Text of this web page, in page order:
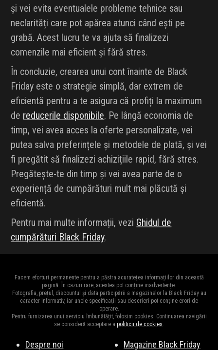
și vei evita eventualele probleme tehnice sau
neclarități care pot apărea atunci când ești pe
grabă. Acest lucru te va ajuta să finalizezi
comenzile mai eficient și fără stres.
În concluzie, crearea unui cont înainte de Black
Friday este o strategie simplă, dar extrem de
eficientă pentru a te asigura că profiți la maximum
de reducerile disponibile. Pe lângă economia de
timp, vei avea acces la oferte personalizate, vei
putea salva preferințele și metodele de plată, și vei
fi pregătit să finalizezi achizițiile rapid, fără stres.
Pregătește-te din timp și vei avea parte de o
experiență de cumpărături mult mai plăcută și
eficientă.
Pentru mai multe informații, vezi Ghidul de
cumpărături Black Friday.
Facem eforturi permanente pentru a păstra acuratețea informațiilor din această
pagină. În cazuri rare, acestea pot conține inadvertențe.
Fotografia, prețul, discountul și data participării a magazinelor la Black Friday au
caracter informativ, iar unele specificații sau descrieri pot conține erori de
operare.
Pentru furnizarea unui serviciu îmbunătățit, folosim cookies. Continuarea navigării
se consideră acceptare a politicii de cookies.
Despre noi
Magazine Black Friday